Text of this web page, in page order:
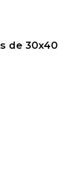
de 30x40